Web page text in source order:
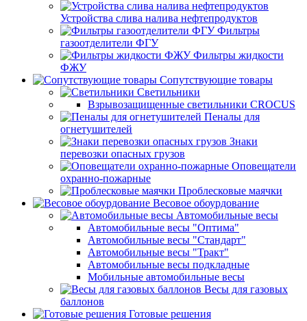
Устройства слива налива нефтепродуктов
Фильтры
газоотделители ФГУ
Фильтры жидкости
ФЖУ
Сопутствующие товары
Светильники
Взрывозащищенные светильники CROCUS
Пеналы для
огнетушителей
Знаки
перевозки опасных грузов
Оповещатели
охранно-пожарные
Проблесковые маячки
Весовое обоурдование
Автомобильные весы
Автомобильные весы "Оптима"
Автомобильные весы "Стандарт"
Автомобильные весы "Тракт"
Автомобильные весы подкладные
Мобильные автомобильные весы
Весы для газовых
баллонов
Готовые решения